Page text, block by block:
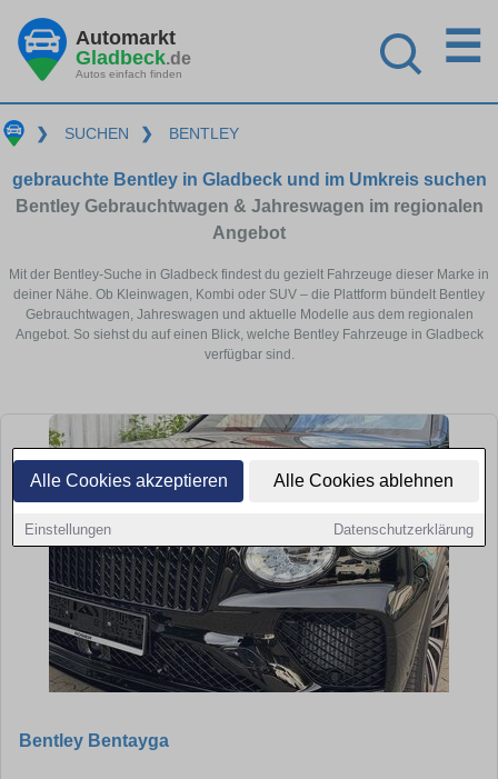
Alle Cookies akzeptieren Alle Cookies ablehnen
Einstellungen Datenschutzerklärung
Automarkt
Gladbeck.de
Autos einfach finden
☰
❯ SUCHEN ❯ BENTLEY
gebrauchte Bentley in Gladbeck und im Umkreis suchen
Bentley Gebrauchtwagen & Jahreswagen im regionalen
Angebot
Mit der Bentley-Suche in Gladbeck findest du gezielt Fahrzeuge dieser Marke in
deiner Nähe. Ob Kleinwagen, Kombi oder SUV – die Plattform bündelt Bentley
Gebrauchtwagen, Jahreswagen und aktuelle Modelle aus dem regionalen
Angebot. So siehst du auf einen Blick, welche Bentley Fahrzeuge in Gladbeck
verfügbar sind.
Bentley Bentayga